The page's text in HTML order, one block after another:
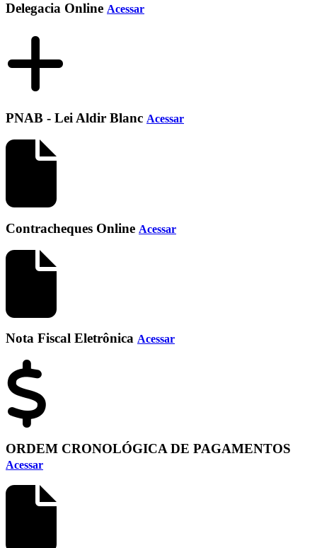
Delegacia Online Acessar
PNAB - Lei Aldir Blanc Acessar
Contracheques Online Acessar
Nota Fiscal Eletrônica Acessar
ORDEM CRONOLÓGICA DE PAGAMENTOS
Acessar